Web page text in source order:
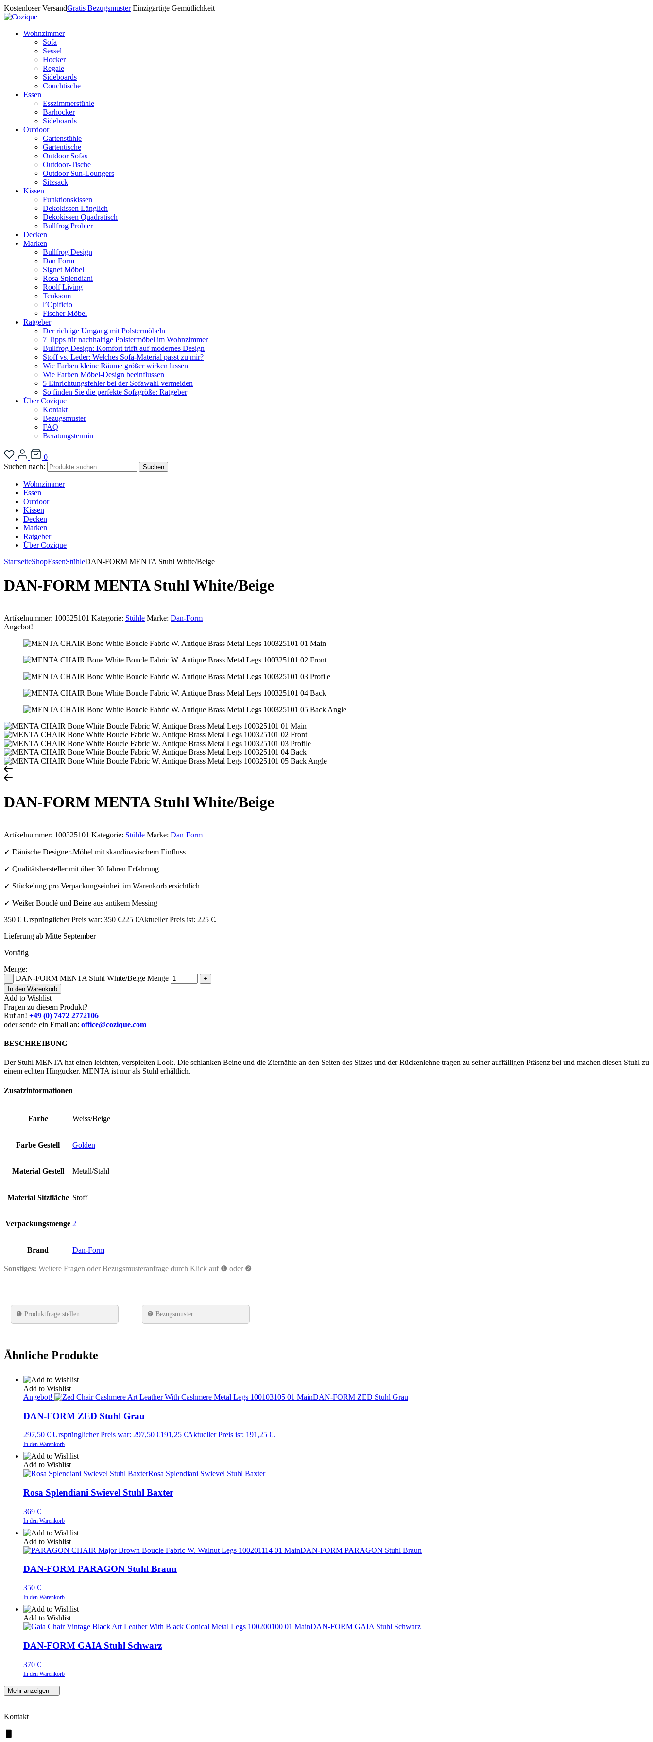
Kostenloser VersandGratis Bezugsmuster Einzigartige Gemütlichkeit
Wohnzimmer
Sofa
Sessel
Hocker
Regale
Sideboards
Couchtische
Essen
Esszimmerstühle
Barhocker
Sideboards
Outdoor
Gartenstühle
Gartentische
Outdoor Sofas
Outdoor-Tische
Outdoor Sun-Loungers
Sitzsack
Kissen
Funktionskissen
Dekokissen Länglich
Dekokissen Quadratisch
Bullfrog Probier
Decken
Marken
Bullfrog Design
Dan Form
Signet Möbel
Rosa Splendiani
Roolf Living
Tenksom
l’Opificio
Fischer Möbel
Ratgeber
Der richtige Umgang mit Polstermöbeln
7 Tipps für nachhaltige Polstermöbel im Wohnzimmer
Bullfrog Design: Komfort trifft auf modernes Design
Stoff vs. Leder: Welches Sofa-Material passt zu mir?
Wie Farben kleine Räume größer wirken lassen
Wie Farben Möbel-Design beeinflussen
5 Einrichtungsfehler bei der Sofawahl vermeiden
So finden Sie die perfekte Sofagröße: Ratgeber
Über Cozique
Kontakt
Bezugsmuster
FAQ
Beratungstermin
0
Suchen nach:
Suchen
Wohnzimmer
Essen
Outdoor
Kissen
Decken
Marken
Ratgeber
Über Cozique
StartseiteShopEssenStühleDAN-FORM MENTA Stuhl White/Beige
DAN-FORM MENTA Stuhl White/Beige
Artikelnummer: 100325101 Kategorie: Stühle Marke: Dan-Form
Angebot!
DAN-FORM MENTA Stuhl White/Beige
Artikelnummer: 100325101 Kategorie: Stühle Marke: Dan-Form
✓ Dänische Designer-Möbel mit skandinavischem Einfluss
✓ Qualitätshersteller mit über 30 Jahren Erfahrung
✓ Stückelung pro Verpackungseinheit im Warenkorb ersichtlich
✓ Weißer Bouclé und Beine aus antikem Messing
350€ Ursprünglicher Preis war: 350 €225 €Aktueller Preis ist: 225 €.
Lieferung ab Mitte September
Vorrätig
Menge:
- DAN-FORM MENTA Stuhl White/Beige Menge
+
In den Warenkorb
Add to Wishlist
Fragen zu diesem Produkt?
Ruf an! +49 (0) 7472 2772106
oder sende ein Email an: office@cozique.com
BESCHREIBUNG
Der Stuhl MENTA hat einen leichten, verspielten Look. Die schlanken Beine und die Ziernähte an den Seiten des Sitzes und der Rückenlehne tragen zu seiner auffälligen Präsenz bei und machen diesen Stuhl zu
einem echten Hingucker. MENTA ist nur als Stuhl erhältlich.
Zusatzinformationen
Farbe Weiss/Beige
Farbe Gestell Golden
Material Gestell Metall/Stahl
Material Sitzfläche Stoff
Verpackungsmenge 2
Brand Dan-Form
Sonstiges: Weitere Fragen oder Bezugsmusteranfrage durch Klick auf ❶ oder ❷
❶ Produktfrage stellen ❷ Bezugsmuster
Ähnliche Produkte
Add to Wishlist
Angebot!
DAN-FORM ZED Stuhl Grau
DAN-FORM ZED Stuhl Grau
297,50€ Ursprünglicher Preis war: 297,50 €191,25 €Aktueller Preis ist: 191,25 €.
In den Warenkorb
Add to Wishlist
Rosa Splendiani Swievel Stuhl Baxter
Rosa Splendiani Swievel Stuhl Baxter
369 €
In den Warenkorb
Add to Wishlist
DAN-FORM PARAGON Stuhl Braun
DAN-FORM PARAGON Stuhl Braun
350 €
In den Warenkorb
Add to Wishlist
DAN-FORM GAIA Stuhl Schwarz
DAN-FORM GAIA Stuhl Schwarz
370 €
In den Warenkorb
Mehr anzeigen
Kontakt